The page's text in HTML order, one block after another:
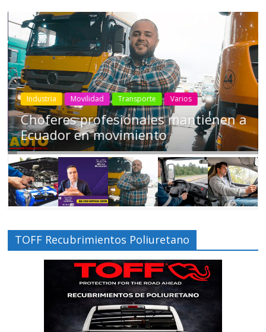
Industria Movilidad Transporte Varios
Choferes profesionales mantienen a
Ecuador en movimiento
TOFF Recubrimientos Poliuretano